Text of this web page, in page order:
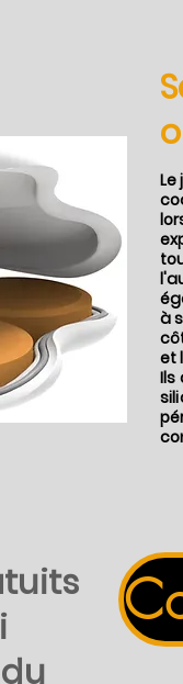
à
et
Ils